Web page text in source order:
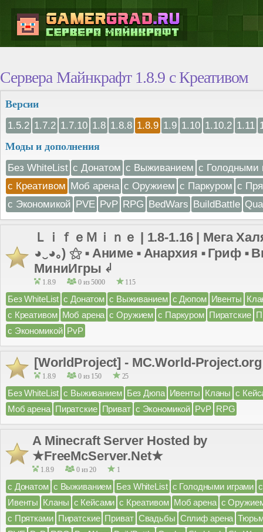
Сервера Майнкрафт 1.8.9 с Креативом
Версии
1.5.2 1.7.2 1.7.10 1.8 1.8.8 1.8.9 1.9 1.10 1.10.2 1.11
Моды и дополнения
Без WhiteList с Донатом с Выживанием с Голодными
с Креативом Моб арена с Оружием с Паркуром с
с Экономикой PVE PvP RPG BedWars BuildBattle
ＬｉｆｅＭｉｎｅ | 1.8-1.16 | Мега
◕‿◕｡) ⚝ ⬝ Аниме ⬝ Анархия ⬝ Гриф ⬝
МиниИгры ↲
1.8.9 0 из 5000 115
Без WhiteList с Донатом с Выживанием с Дюпом Ивенты
с Креативом Моб арена с Оружием с Паркуром Пиратские
с Экономикой PvP
[WorldProject] - MC.World-Project.org
1.8.9 0 из 150 25
Без WhiteList с Выживанием Без Дюпа Ивенты Кланы с
Моб арена Пиратские Приват с Экономикой PvP RPG
A Minecraft Server Hosted by
★FreeMcServer.Net★
1.8.9 0 из 20 1
с Донатом с Выживанием Без WhiteList с Голодными играми
Ивенты Кланы с Кейсами с Креативом Моб арена с
с Прятками Пиратские Приват Свадьбы Сплиф арена